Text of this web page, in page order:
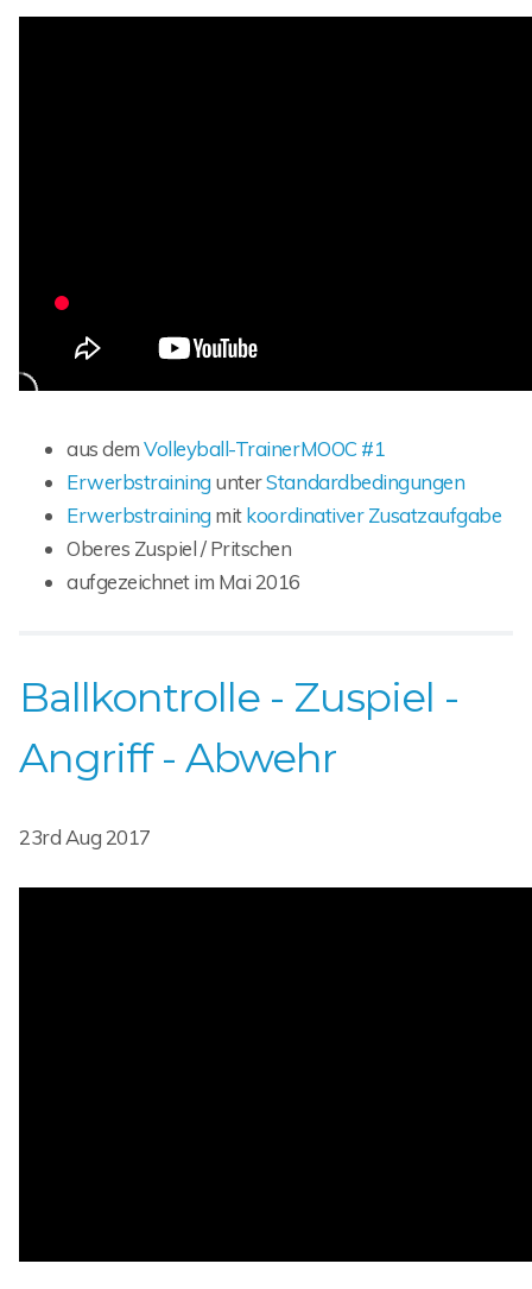
aus demVolleyball-TrainerMOOC #1
Erwerbstraining unterStandardbedingungen
Erwerbstraining mitkoordinativer Zusatzaufgabe
Oberes Zuspiel / Pritschen
aufgezeichnet im Mai 2016
Ballkontrolle - Zuspiel -
Angriff - Abwehr
23rd Aug 2017